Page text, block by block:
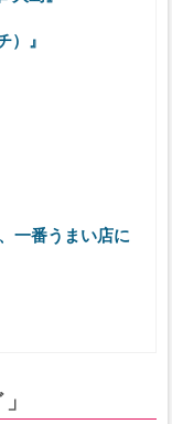
』
一番うまい店に